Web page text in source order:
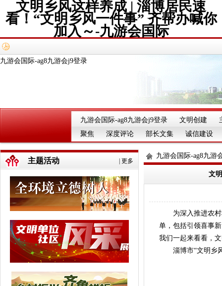
文明乡风这样养成 | 淄博居民速
看！“文明乡风一件事” 齐帮办喊你
加入～-九游会国际
九游会国际-ag8九游会j9登录
九游会国际-ag8九游会j9登录 文明创建
聚焦
深度评论 部长文集 诚信建设
更多
主题活动
九游会国际-ag8九游
文
为深入推进农村
单，包括引领喜事
我们一起来看看，
淄博市“文明乡